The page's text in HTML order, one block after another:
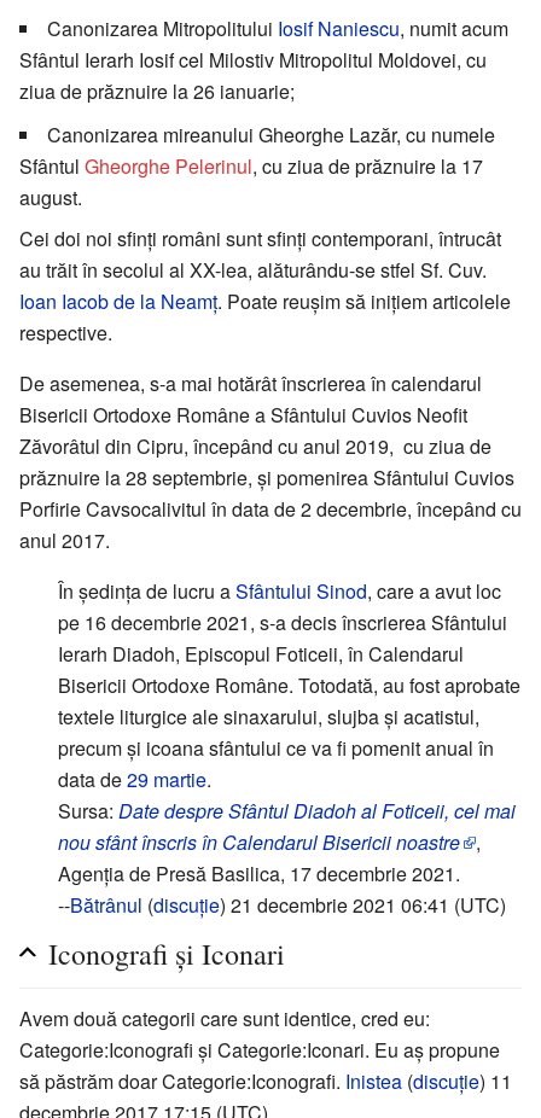
Canonizarea Mitropolitului Iosif Naniescu, numit acum
Sfântul Ierarh Iosif cel Milostiv Mitropolitul Moldovei, cu
ziua de prăznuire la 26 ianuarie;
Canonizarea mireanului Gheorghe Lazăr, cu numele
Sfântul Gheorghe Pelerinul, cu ziua de prăznuire la 17
august.
Cei doi noi sfinți români sunt sfinți contemporani, întrucât
au trăit în secolul al XX-lea, alăturându-se stfel Sf. Cuv.
Ioan Iacob de la Neamț. Poate reușim să inițiem articolele
respective.
De asemenea, s-a mai hotărât înscrierea în calendarul
Bisericii Ortodoxe Române a Sfântului Cuvios Neofit
Zăvorâtul din Cipru, începând cu anul 2019, cu ziua de
prăznuire la 28 septembrie, și pomenirea Sfântului Cuvios
Porfirie Cavsocalivitul în data de 2 decembrie, începând cu
anul 2017.
În ședința de lucru aSfântului Sinod, care a avut loc
pe 16 decembrie 2021, s-a decis înscrierea Sfântului
Ierarh Diadoh, Episcopul Foticeii, în Calendarul
Bisericii Ortodoxe Române. Totodată, au fost aprobate
textele liturgice ale sinaxarului, slujba și acatistul,
precum și icoana sfântului ce va fi pomenit anual în
data de29 martie.
Sursa: Date despre Sfântul Diadoh al Foticeii, cel mai
nou sfânt înscris în Calendarul Bisericii noastre
,
Agenția de Presă Basilica, 17 decembrie 2021.
--Bătrânul (discuție) 21 decembrie 2021 06:41 (UTC)
Iconografi și Iconari
Avem două categorii care sunt identice, cred eu:
Categorie:Iconografi și Categorie:Iconari. Eu aș propune
să păstrăm doar Categorie:Iconografi. Inistea (discuție) 11
decembrie 2017 17:15 (UTC)